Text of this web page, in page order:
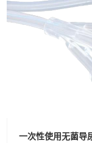
一次性使用无菌导